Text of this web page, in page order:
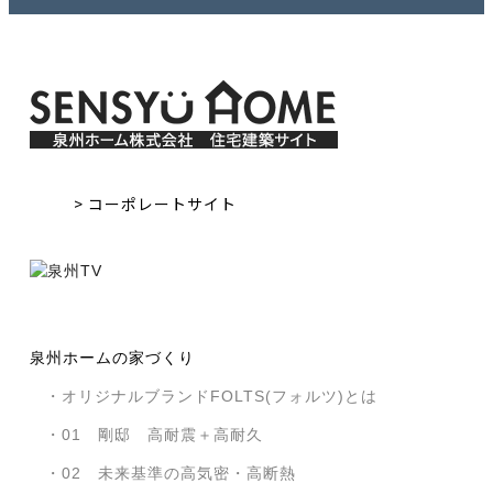
> コーポレートサイト
泉州ホームの家づくり
・オリジナルブランドFOLTS(フォルツ)とは
・01 剛邸 高耐震＋高耐久
・02 未来基準の高気密・高断熱